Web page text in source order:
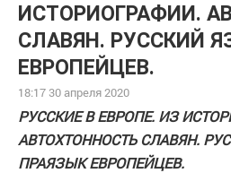
ИСТОРИОГРАФИИ.
СЛАВЯН. РУССКИЙ
ЕВРОПЕЙЦЕВ.
18:17 30 апреля 2020
РУССКИЕ В ЕВРОПЕ. ИЗ
АВТОХТОННОСТЬ СЛАВЯН.
ПРАЯЗЫК ЕВРОПЕЙЦЕВ.